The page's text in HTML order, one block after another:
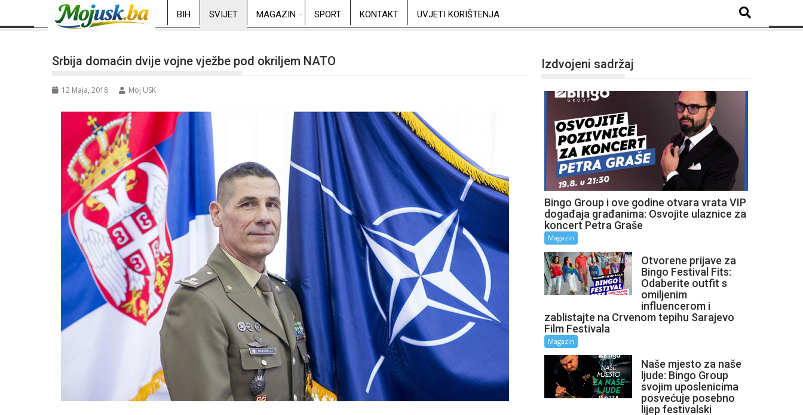
BIH SVIJET MAGAZIN SPORT KONTAKT UVJETI KORIŠTENJA
Srbija domaćin dvije vojne vježbe pod okriljem NATO
12 Maja, 2018 Moj USK
Izdvojeni sadržaj
Bingo Group i ove godine otvara vrata VIP
događaja građanima: Osvojite ulaznice za
koncert Petra Graše
Magazin
Otvorene prijave za
Bingo Festival Fits:
Odaberite outfit s
omiljenim
influencerom i
zablistajte na Crvenom tepihu Sarajevo
Film Festivala
Magazin
Naše mjesto za naše
ljude: Bingo Group
svojim uposlenicima
posvećuje posebno
lijep festivalski